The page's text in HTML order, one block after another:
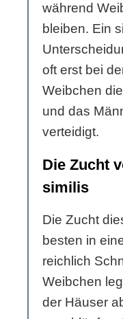
während
bleiben. Ein
oft erst bei
Weibchen
und das
verteidigt.
Die Zucht
similis
Die Zucht
besten in
reichlich
Weibchen
der Häuser